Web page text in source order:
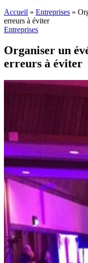
Accueil » Entreprises »
erreurs à éviter
Entreprises
Organiser un
erreurs à éviter